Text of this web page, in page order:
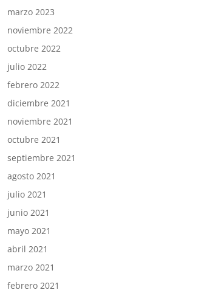
marzo 2023
noviembre 2022
octubre 2022
julio 2022
febrero 2022
diciembre 2021
noviembre 2021
octubre 2021
septiembre 2021
agosto 2021
julio 2021
junio 2021
mayo 2021
abril 2021
marzo 2021
febrero 2021